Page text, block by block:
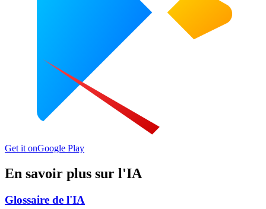
Get it onGoogle Play
En savoir plus sur l'IA
Glossaire de l'IA